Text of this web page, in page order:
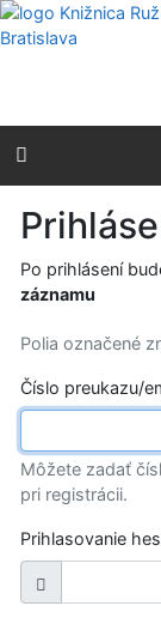
Prejsť na
Prejsť na menu
Prehlásenie
Po prihlásení
záznamu
Polia označené
Číslo preukazu/
Môžete zadať
pri registrácii.
Prihlasovanie